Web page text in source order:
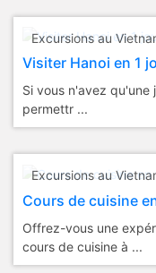
Excursions au
Visiter Hanoi en 1
Si vous n'avez qu'une
permettr ...
Excursions au
Cours de cuisine
Offrez-vous une
cours de cuisine à ...